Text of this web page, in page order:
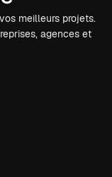
meilleurs projets.
agences et